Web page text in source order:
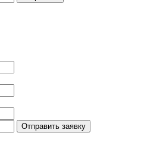
Отправить заявку